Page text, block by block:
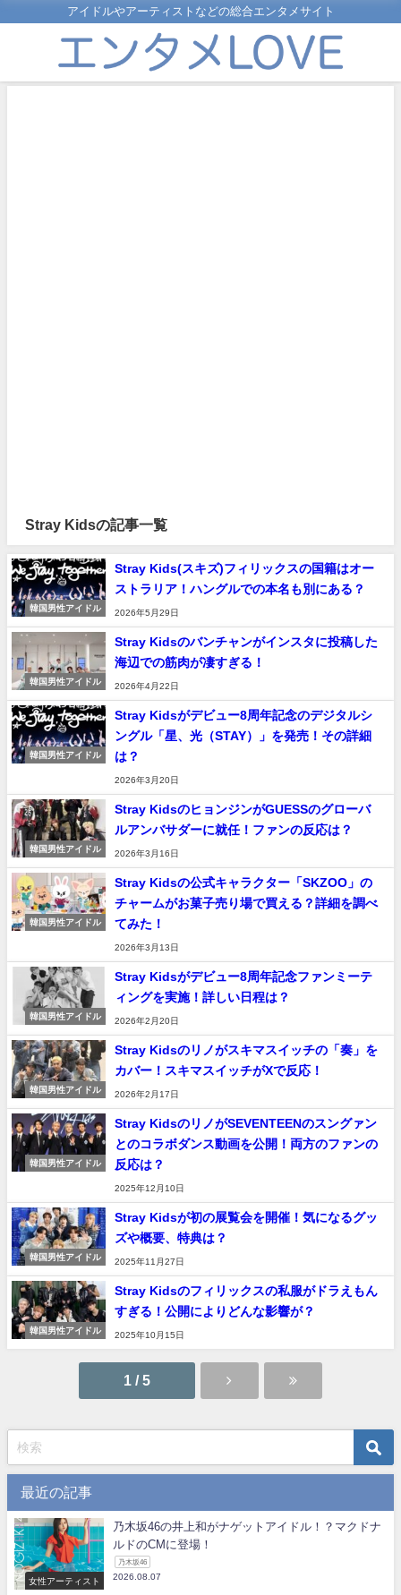
アイドルやアーティストなどの総合エンタメサイト
Stray Kidsの記事一覧
韓国男性アイドル
Stray Kids(スキズ)フィリックスの国籍はオー
ストラリア！ハングルでの本名も別にある？
2026年5月29日
韓国男性アイドル
Stray Kidsのバンチャンがインスタに投稿した
海辺での筋肉が凄すぎる！
2026年4月22日
韓国男性アイドル
Stray Kidsがデビュー8周年記念のデジタルシ
ングル「星、光（STAY）」を発売！その詳細
は？
2026年3月20日
韓国男性アイドル
Stray KidsのヒョンジンがGUESSのグローバ
ルアンバサダーに就任！ファンの反応は？
2026年3月16日
韓国男性アイドル
Stray Kidsの公式キャラクター「SKZOO」の
チャームがお菓子売り場で買える？詳細を調べ
てみた！
2026年3月13日
韓国男性アイドル
Stray Kidsがデビュー8周年記念ファンミーテ
ィングを実施！詳しい日程は？
2026年2月20日
韓国男性アイドル
Stray Kidsのリノがスキマスイッチの「奏」を
カバー！スキマスイッチがXで反応！
2026年2月17日
韓国男性アイドル
Stray KidsのリノがSEVENTEENのスングァン
とのコラボダンス動画を公開！両方のファンの
反応は？
2025年12月10日
韓国男性アイドル
Stray Kidsが初の展覧会を開催！気になるグッ
ズや概要、特典は？
2025年11月27日
韓国男性アイドル
Stray Kidsのフィリックスの私服がドラえもん
すぎる！公開によりどんな影響が？
2025年10月15日
1 / 5
最近の記事
女性アーティスト
乃木坂46の井上和がナゲットアイドル！？マクドナ
ルドのCMに登場！
乃木坂46
2026.08.07